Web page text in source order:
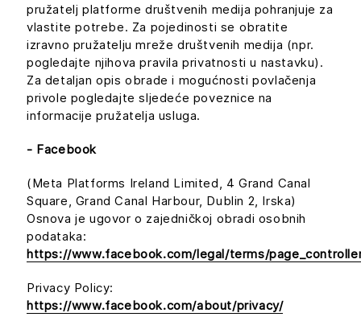
pružatelj platforme društvenih medija pohranjuje za
vlastite potrebe. Za pojedinosti se obratite
izravno pružatelju mreže društvenih medija (npr.
pogledajte njihova pravila privatnosti u nastavku).
Za detaljan opis obrade i mogućnosti povlačenja
privole pogledajte sljedeće poveznice na
informacije pružatelja usluga.
- Facebook
(Meta Platforms Ireland Limited, 4 Grand Canal
Square, Grand Canal Harbour, Dublin 2, Irska)
Osnova je ugovor o zajedničkoj obradi osobnih
podataka:
https://www.facebook.com/legal/terms/
Privacy Policy:
https://www.facebook.com/about/privacy/